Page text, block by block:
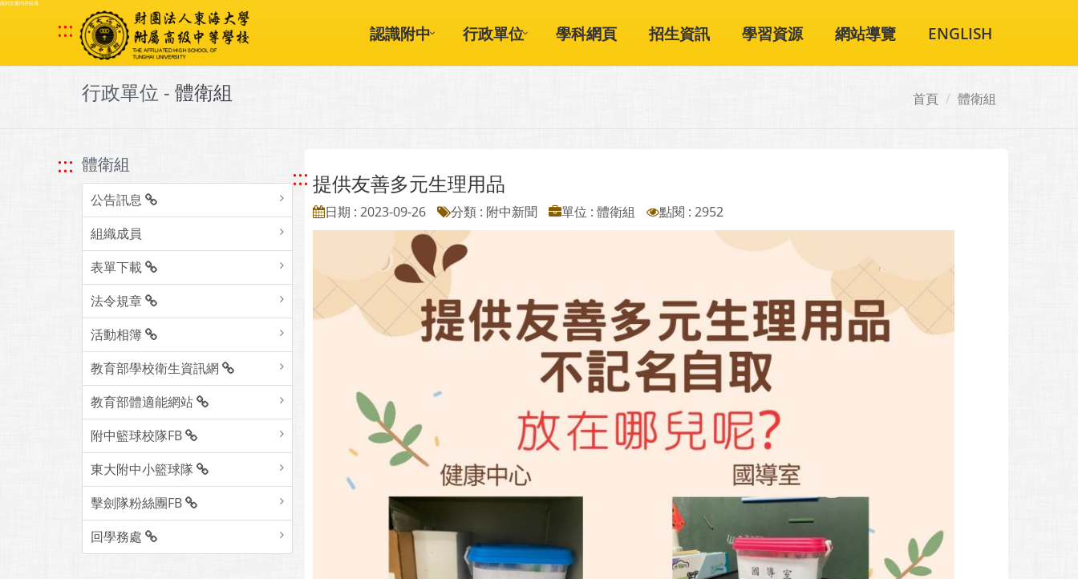
跳到主要內容區塊
::: 認識附中 行政單位 學科網頁 招生資訊 學習資源 網站導覽 ENGLISH
行政單位 - 體衛組 首頁 體衛組
::: 體衛組
公告訊息
組織成員
表單下載
法令規章
活動相簿
教育部學校衛生資訊網
教育部體適能網站
附中籃球校隊FB
東大附中小籃球隊
擊劍隊粉絲團FB
回學務處
::: 提供友善多元生理用品
日期 : 2023-09-26 分類 : 附中新聞 單位 : 體衛組 點閱 : 2952